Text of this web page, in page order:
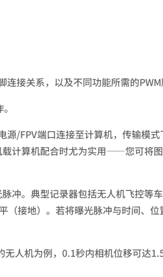
接关系，以及不同功能所需的PWM
/FPV端口连接至计算机，传输模
计算机配合时尤为实用——您可将
冲。典型记录器包括无人机飞控等
接地）。若将曝光脉冲与时间、
人机为例，0.1秒内相机位移可达